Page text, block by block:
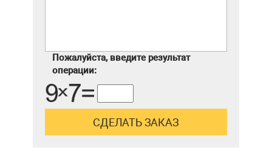
Пожалуйста, введите результат
операции: